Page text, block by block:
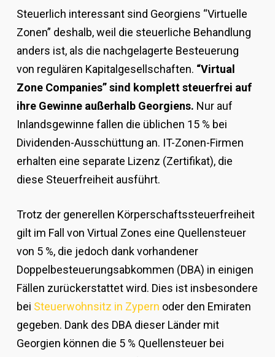
Steuerlich interessant sind Georgiens “Virtuelle
Zonen” deshalb, weil die steuerliche Behandlung
anders ist, als die nachgelagerte Besteuerung
von regulären Kapitalgesellschaften. “Virtual
Zone Companies” sind komplett steuerfrei auf
ihre Gewinne außerhalb Georgiens. Nur auf
Inlandsgewinne fallen die üblichen 15 % bei
Dividenden-Ausschüttung an. IT-Zonen-Firmen
erhalten eine separate Lizenz (Zertifikat), die
diese Steuerfreiheit ausführt.
Trotz der generellen Körperschaftssteuerfreiheit
gilt im Fall von Virtual Zones eine Quellensteuer
von 5 %, die jedoch dank vorhandener
Doppelbesteuerungsabkommen (DBA) in einigen
Fällen zurückerstattet wird. Dies ist insbesondere
bei Steuerwohnsitz in Zypern oder den Emiraten
gegeben. Dank des DBA dieser Länder mit
Georgien können die 5 % Quellensteuer bei